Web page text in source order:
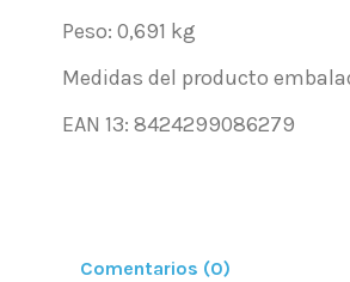
Peso: 0,691 kg
Medidas del producto
EAN 13: 8424299086279
Comentarios (0)